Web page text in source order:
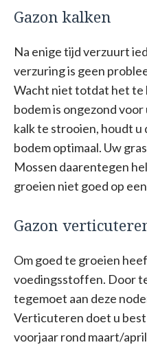
Gazon kalken
Na enige tijd verzuurt
verzuring is geen
Wacht niet totdat het te
bodem is ongezond
kalk te strooien, houdt u
bodem optimaal. Uw
Mossen daarentegen
groeien niet goed op
Gazon
Om goed te groeien
voedingsstoffen. Door
tegemoet aan deze
Verticuteren doet u
voorjaar rond maart/